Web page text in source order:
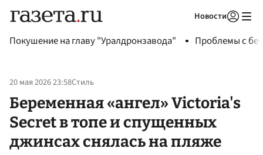
Новости
Покушение на главу "Уралдронзавода" Проблемы с
20 мая 2026 23:58Стиль
Беременная «ангел» Victoria's
Secret в топе и спущенных
джинсах снялась на пляже